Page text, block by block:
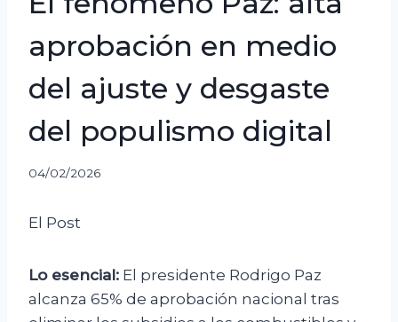
aprobación en medio
del ajuste y desgaste
del populismo digital
04/02/2026
El Post
Lo esencial: El presidente Rodrigo Paz
alcanza 65% de aprobación nacional tras